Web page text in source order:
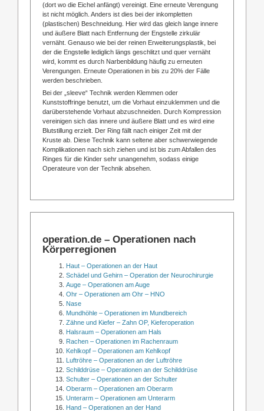
(dort wo die Eichel anfängt) vereinigt. Eine erneute Verengung
ist nicht möglich. Anders ist dies bei der inkompletten
(plastischen) Beschneidung. Hier wird das gleich lange innere
und äußere Blatt nach Entfernung der Engstelle zirkulär
vernäht. Genauso wie bei der reinen Erweiterungsplastik, bei
der die Engstelle lediglich längs geschlitzt und quer vernäht
wird, kommt es durch Narbenbildung häufig zu erneuten
Verengungen. Erneute Operationen in bis zu 20% der Fälle
werden beschrieben.
Bei der „sleeve“ Technik werden Klemmen oder
Kunststoffringe benutzt, um die Vorhaut einzuklemmen und die
darüberstehende Vorhaut abzuschneiden. Durch Kompression
vereinigen sich das innere und äußere Blatt und es wird eine
Blutstillung erzielt. Der Ring fällt nach einiger Zeit mit der
Kruste ab. Diese Technik kann seltene aber schwerwiegende
Komplikationen nach sich ziehen und ist bis zum Abfallen des
Ringes für die Kinder sehr unangenehm, sodass einige
Operateure von der Technik absehen.
operation.de – Operationen nach
Körperregionen
Haut – Operationen an der Haut
Schädel und Gehirn – Operation der Neurochirurgie
Auge – Operationen am Auge
Ohr – Operationen am Ohr – HNO
Nase
Mundhöhle – Operationen im Mundbereich
Zähne und Kiefer – Zahn OP, Kieferoperation
Halsraum – Operationen am Hals
Rachen – Operationen im Rachenraum
Kehlkopf – Operationen am Kehlkopf
Luftröhre – Operationen an der Luftröhre
Schilddrüse – Operationen an der Schilddrüse
Schulter – Operationen an der Schulter
Oberarm – Operationen am Oberarm
Unterarm – Operationen am Unterarm
Hand – Operationen an der Hand